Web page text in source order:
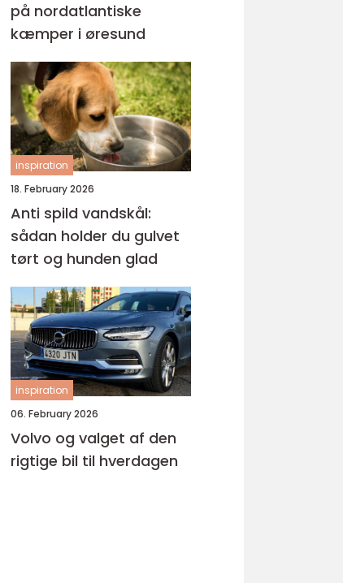
på nordatlantiske
kæmper i øresund
inspiration
18. February 2026
Anti spild vandskål:
sådan holder du gulvet
tørt og hunden glad
inspiration
06. February 2026
Volvo og valget af den
rigtige bil til hverdagen